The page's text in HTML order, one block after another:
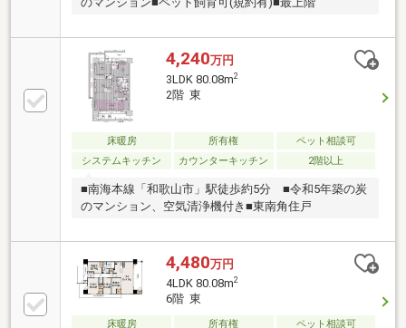
4,240万円
3LDK 80.08m2
2階 東
床暖房 所有権
ペット相談可
システムキッチン
カウンターキッチン 2階以上
■南海本線「和歌山市」駅徒歩約5分 ■令和5年築の炭
のマンション、空気清浄機付き■東南角住戸
4,480万円
4LDK 80.08m2
6階 東
床暖房 所有権 ペット相談可